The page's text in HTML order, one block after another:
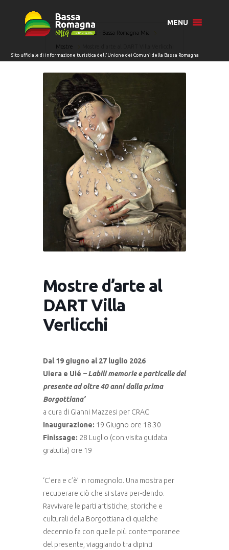
MENU
Home Eventi - Bassa Romagna Mia
Mostre
Mostre d’arte al
DART Villa
Verlicchi
Dal 19 giugno al 27 luglio 2026
Uiera e Uié – Labili memorie e particelle del
presente ad oltre 40 anni dalla prima
Borgottiana’
a cura di Gianni Mazzesi per CRAC
Inaugurazione: 19 Giugno ore 18.30
Finissage: 28 Luglio (con visita guidata
gratuita) ore 19
‘C’era e c’è’ in romagnolo. Una mostra per
recuperare ciò che si stava per-dendo.
Ravvivare le parti artistiche, storiche e
culturali della Borgottiana di qualche
decennio fa con quelle più contemporanee
del presente, viaggiando tra dipinti